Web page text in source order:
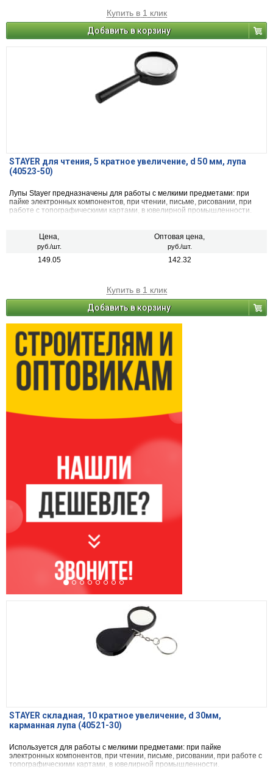
Купить в 1 клик
Добавить в корзину
STAYER для чтения, 5 кратное увеличение, d 50 мм, лупа
(40523-50)
Лупы Stayer предназначены для работы с мелкими предметами: при
пайке электронных компонентов, при чтении, письме, рисовании, при
работе с топографическими картами, в ювелирной промышленности.
Цена,
руб./шт.
Оптовая цена,
руб./шт.
149.05 142.32
Купить в 1 клик
Добавить в корзину
STAYER складная, 10 кратное увеличение, d 30мм,
карманная лупа (40521-30)
Используется для работы с мелкими предметами: при пайке
электронных компонентов, при чтении, письме, рисовании, при работе с
топографическими картами, в ювелирной промышленности.